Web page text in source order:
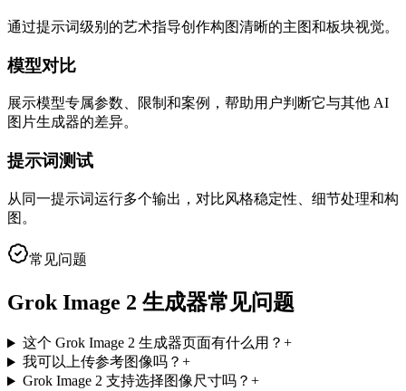
通过提示词级别的艺术指导创作构图清晰的主图和板块视觉。
模型对比
展示模型专属参数、限制和案例，帮助用户判断它与其他 AI
图片生成器的差异。
提示词测试
从同一提示词运行多个输出，对比风格稳定性、细节处理和构
图。
常见问题
Grok Image 2 生成器常见问题
这个 Grok Image 2 生成器页面有什么用？ +
我可以上传参考图像吗？ +
Grok Image 2 支持选择图像尺寸吗？ +